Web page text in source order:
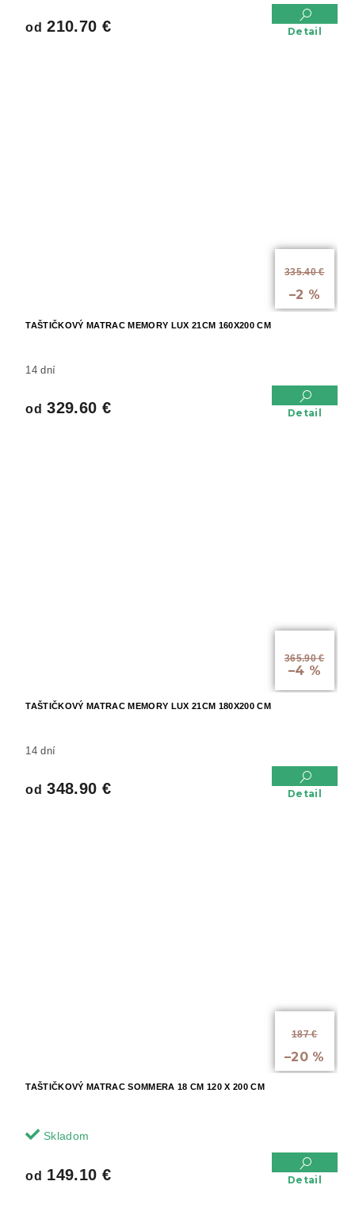
od 210.70 € Detail
335.40 €
–2 %
TAŠTIČKOVÝ MATRAC MEMORY LUX 21CM 160X200 CM
14 dní
od 329.60 € Detail
365.90 €
–4 %
TAŠTIČKOVÝ MATRAC MEMORY LUX 21CM 180X200 CM
14 dní
od 348.90 € Detail
187 €
–20 %
TAŠTIČKOVÝ MATRAC SOMMERA 18 CM 120 X 200 CM
Skladom
od 149.10 € Detail